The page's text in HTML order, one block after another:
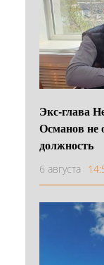
Экс-глава
Османов не
должность
6 августа